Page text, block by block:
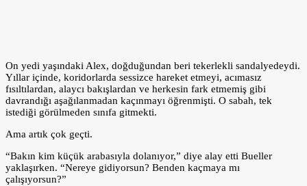
On yedi yaşındaki Alex, doğduğundan beri tekerlekli sandalyedeydi.
Yıllar içinde, koridorlarda sessizce hareket etmeyi, acımasız
fısıltılardan, alaycı bakışlardan ve herkesin fark etmemiş gibi
davrandığı aşağılanmadan kaçınmayı öğrenmişti. O sabah, tek
istediği görülmeden sınıfa gitmekti.
Ama artık çok geçti.
“Bakın kim küçük arabasıyla dolanıyor,” diye alay etti Bueller
yaklaşırken. “Nereye gidiyorsun? Benden kaçmaya mı
çalışıyorsun?”